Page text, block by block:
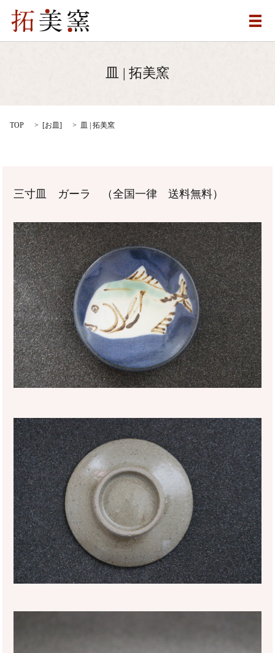
メ
皿 | 拓美窯
TOP [お皿] 皿 | 拓美窯
三寸皿 ガーラ （全国一律 送料無料）